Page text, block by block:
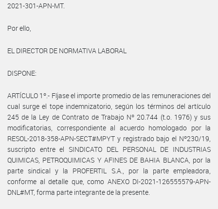
2021-301-APN-MT.
Por ello,
EL DIRECTOR DE NORMATIVA LABORAL
DISPONE:
ARTÍCULO 1º.- Fíjase el importe promedio de las remuneraciones del
cual surge el tope indemnizatorio, según los términos del artículo
245 de la Ley de Contrato de Trabajo Nº 20.744 (t.o. 1976) y sus
modificatorias, correspondiente al acuerdo homologado por la
RESOL-2018-358-APN-SECT#MPYT y registrado bajo el Nº230/19,
suscripto entre el SINDICATO DEL PERSONAL DE INDUSTRIAS
QUIMICAS, PETROQUIMICAS Y AFINES DE BAHIA BLANCA, por la
parte sindical y la PROFERTIL S.A., por la parte empleadora,
conforme al detalle que, como ANEXO DI-2021-126555579-APN-
DNL#MT, forma parte integrante de la presente.